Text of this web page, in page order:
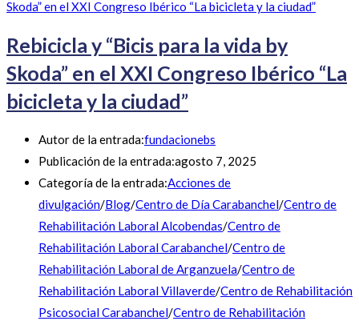
Rebicicla y “Bicis para la vida by
Skoda” en el XXI Congreso Ibérico “La
bicicleta y la ciudad”
Autor de la entrada:fundacionebs
Publicación de la entrada:agosto 7, 2025
Categoría de la entrada:Acciones de
divulgación/Blog/Centro de Día Carabanchel/Centro de
Rehabilitación Laboral Alcobendas/Centro de
Rehabilitación Laboral Carabanchel/Centro de
Rehabilitación Laboral de Arganzuela/Centro de
Rehabilitación Laboral Villaverde/Centro de Rehabilitación
Psicosocial Carabanchel/Centro de Rehabilitación